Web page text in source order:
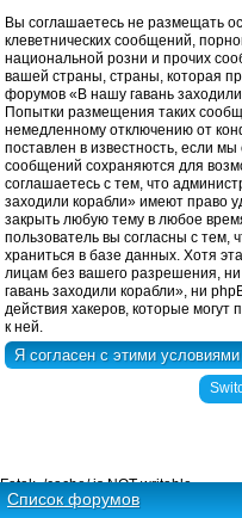
Вы соглашаетесь не размещать
клеветнических сообщений,
национальной розни и прочих
вашей страны, страны, которая
форумов «В нашу гавань
Попытки размещения таких
немедленному отключению от
поставлен в известность, если
сообщений сохраняются для
соглашаетесь с тем, что
заходили корабли» имеют право
закрыть любую тему в любое
пользователь вы согласны с
храниться в базе данных. Хотя
лицам без вашего разрешения,
гавань заходили корабли», ни
действия хакеров, которые могут
к ней.
Список форумов
Fatal: ./cache/ is NOT writable.